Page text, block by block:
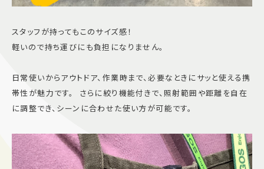
スタッフが持ってもこのサイズ感！
軽いので持ち運びにも負担になりません。
日常使いからアウトドア、作業時まで、必要なときにサッと使える携
帯性が魅力です。 さらに絞り機能付きで、照射範囲や距離を自在
に調整でき、シーンに合わせた使い方が可能です。